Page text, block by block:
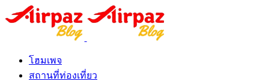
โฮมเพจ
สถานที่ท่องเที่ยว